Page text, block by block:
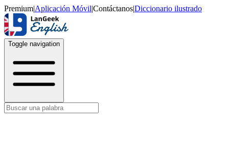
Premium|Aplicación Móvil|Contáctanos|Diccionario ilustrado
Toggle navigation